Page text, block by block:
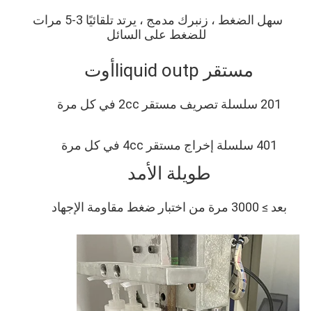
للضغط على السائل
مستقر liq uid outp أوت
201 سلسلة تصريف مستقر 2cc في كل مرة
401 سلسلة إخراج مستقر 4cc في كل مرة
طويلة الأمد
بعد ≥ 3000 مرة من اختبار ضغط مقاومة الإجهاد